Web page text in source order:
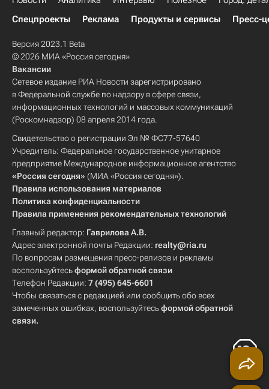
Спецпроекты
Реклама Продукты и сервисы Пресс-
Версия 2023.1 Beta
© 2026 МИА «Россия сегодня»
Вакансии
Сетевое издание РИА Новости зарегистрировано
в Федеральной службе по надзору в сфере связи,
информационных технологий и массовых коммуникаций
(Роскомнадзор) 08 апреля 2014 года.
Свидетельство о регистрации Эл № ФС77-57640
Учредитель: Федеральное государственное унитарное
предприятие Международное информационное агентство
«Россия сегодня» (МИА «Россия сегодня»).
Правила использования материалов
Политика конфиденциальности
Правила применения рекомендательных технологий
Главный редактор: Гаврилова А.В.
Адрес электронной почты Редакции: realty@ria.ru
По вопросам размещения пресс-релизов и рекламы
воспользуйтесьформой обратной связи
Телефон Редакции: 7 (495) 645-6601
Чтобы связаться с редакцией или сообщить обо всех
замеченных ошибках, воспользуйтесьформой обратной
связи.